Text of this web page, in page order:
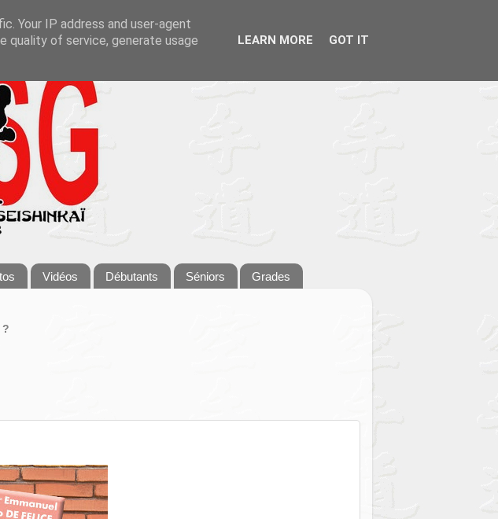
Vidéos Débutants Séniors Grades
?
Your IP address and user-agent
quality of service, generate usage
LEARN MORE GOT IT